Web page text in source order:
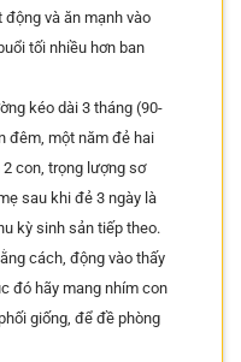
và ăn mạnh vào
tối nhiều hơn ban
kéo dài 3 tháng (90-
đêm, một năm đẻ hai
con, trọng lượng sơ
sau khi đẻ 3 ngày là
kỳ sinh sản tiếp theo.
cách, động vào thấy
đó hãy mang nhím con
giống, để đề phòng